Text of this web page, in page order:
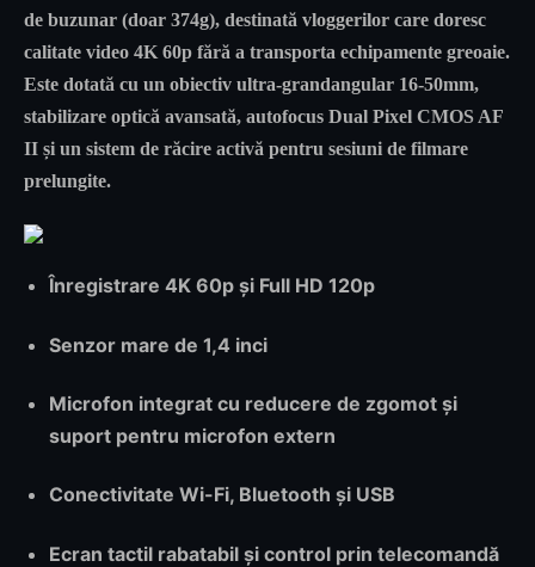
de buzunar (doar 374g), destinată vloggerilor care doresc
calitate video 4K 60p fără a transporta echipamente greoaie.
Este dotată cu un obiectiv ultra-grandangular 16-50mm,
stabilizare optică avansată, autofocus Dual Pixel CMOS AF
II și un sistem de răcire activă pentru sesiuni de filmare
prelungite.
Înregistrare 4K 60p și Full HD 120p
Senzor mare de 1,4 inci
Microfon integrat cu reducere de zgomot și
suport pentru microfon extern
Conectivitate Wi-Fi, Bluetooth și USB
Ecran tactil rabatabil și control prin telecomandă